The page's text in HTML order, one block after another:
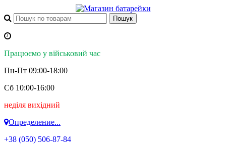
Працюємо у військовий час
Пн-Пт 09:00-18:00
Сб 10:00-16:00
неділя вихідний
Определение...
+38 (050) 506-87-84